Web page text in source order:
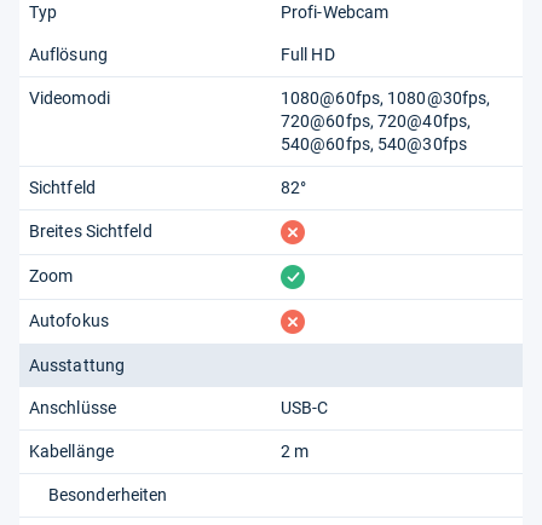
Typ Profi-Webcam
Auflösung Full HD
Videomodi
1080@60fps, 1080@30fps,
720@60fps, 720@40fps,
540@60fps, 540@30fps
Sichtfeld 82°
Breites Sichtfeld fehlt
Zoom vorhanden
Autofokus fehlt
Ausstattung
Anschlüsse USB-C
Kabellänge 2 m
Besonderheiten